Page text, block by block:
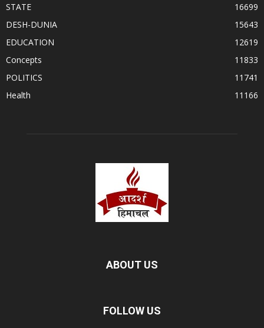
STATE
16699
DESH-DUNIA
15643
EDUCATION
12619
Concepts
11833
POLITICS
11741
Health
11166
ABOUT US
FOLLOW US